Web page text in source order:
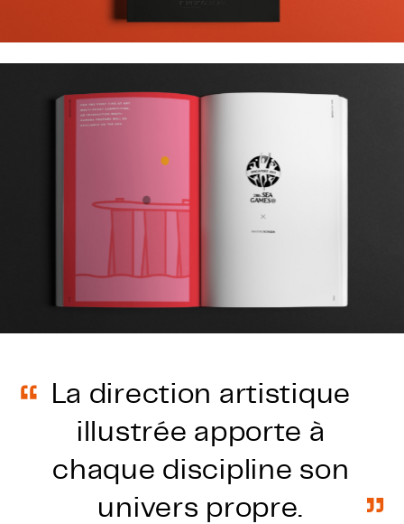
La direction artistique
illustrée apporte à
chaque discipline son
univers propre.